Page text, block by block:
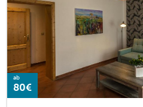
ab
80€